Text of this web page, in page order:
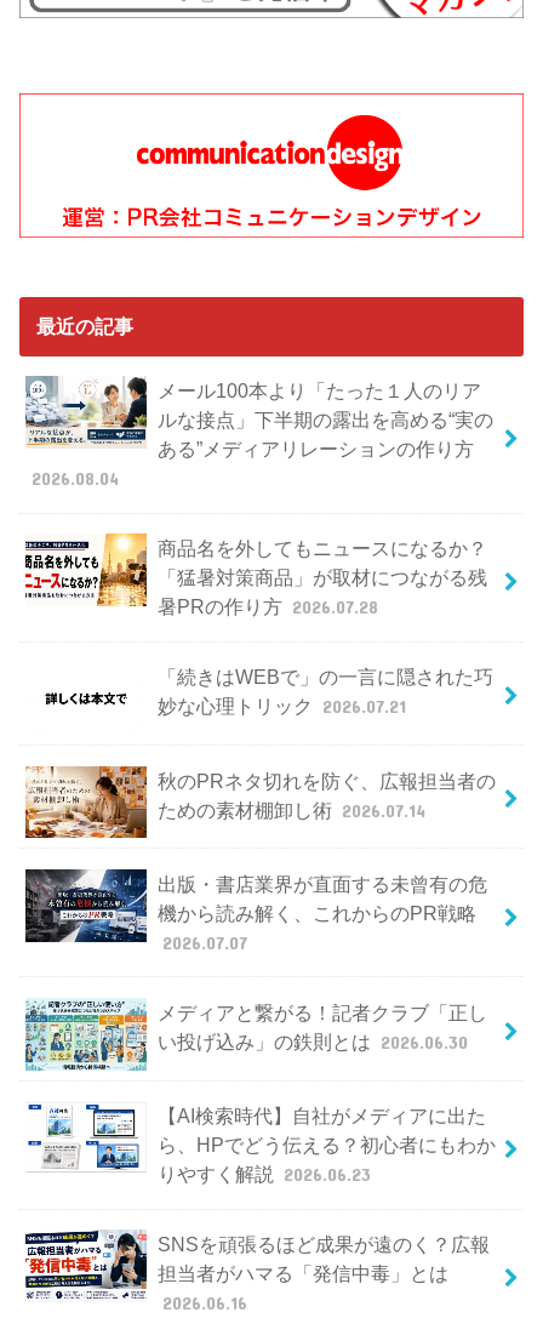
最近の記事
メール100本より「たった１人のリア
ルな接点」下半期の露出を高める“実の
ある”メディアリレーションの作り方
2026.08.04
商品名を外してもニュースになるか？
「猛暑対策商品」が取材につながる残
暑PRの作り方 2026.07.28
「続きはWEBで」の一言に隠された巧
妙な心理トリック
2026.07.21
秋のPRネタ切れを防ぐ、広報担当者の
ための素材棚卸し術 2026.07.14
出版・書店業界が直面する未曾有の危
機から読み解く、これからのPR戦略
2026.07.07
メディアと繋がる！記者クラブ「正し
い投げ込み」の鉄則とは 2026.06.30
【AI検索時代】自社がメディアに出た
ら、HPでどう伝える？初心者にもわか
りやすく解説
2026.06.23
SNSを頑張るほど成果が遠のく？広報
担当者がハマる「発信中毒」とは
2026.06.16